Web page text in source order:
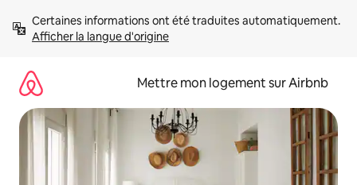
directement
Afficher la langue d'origine
Mettre mon logement sur Airbnb